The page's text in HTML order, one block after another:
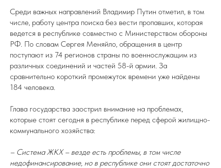
Среди важных направлений Владимир Путин отметил, в том
числе, работу центра поиска без вести пропавших, которая
ведется в республике совместно с Министерством обороны
РФ. По словам Сергея Меняйло, обращения в центр
поступают из 74 регионов страны по военнослужащим из
различных соединений и частей 58-й армии. За
сравнительно короткий промежуток времени уже найдены
184 человека.
Глава государства заострил внимание на проблемах,
которые стоят сегодня в республике перед сферой жилищно-
коммунального хозяйства:
– Система ЖКХ – везде есть проблемы, в том числе
недофинансирование, но в республике они стоят достаточно